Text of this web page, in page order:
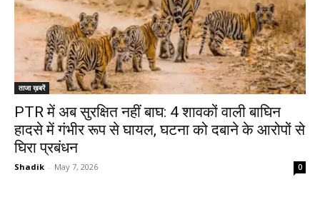
ताजा ख़बरें
PTR में अब सुरक्षित नहीं बाघ: 4 शावकों वाली बाघिन
हादसे में गंभीर रूप से घायल, घटना को दबाने के आरोपों से
घिरा प्रबंधन
Shadik - May 7, 2026 0